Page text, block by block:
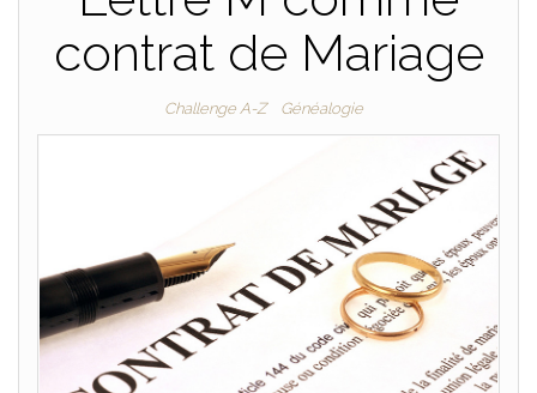
contrat de Mariage
Challenge A-Z Généalogie